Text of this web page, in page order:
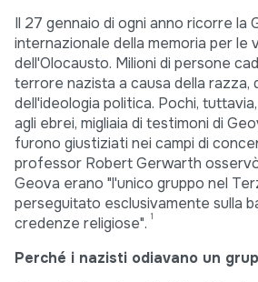
Il 27 gennaio di ogni anno ricorre la
internazionale della memoria per le
dell'Olocausto. Milioni di persone
terrore nazista a causa della razza,
dell'ideologia politica. Pochi,
agli ebrei, migliaia di testimoni di
furono giustiziati nei campi di
professor Robert Gerwarth
Geova erano "l'unico gruppo nel
perseguitato esclusivamente sulla
credenze religiose". 1
Perché i nazisti odiavano un